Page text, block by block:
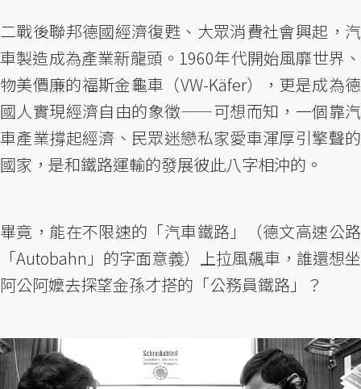
二戰後聯邦德國經濟復甦、大眾消費社會興起，汽
車製造成為產業新龍頭。1960年代開始風靡世界、
物美價廉的福斯金龜車（VW-Käfer），更是成為德
國人實現經濟自由的象徵——可想而知，一個靠汽
車產業撐起經濟、民眾迷戀私家愛車渾厚引擎聲的
國家，是和鐵路運輸的發展彼此八字相沖的。
畢竟，能在不限速的「汽車鐵路」（德文高速公路
「Autobahn」的字面意義）上拉風飆車，誰還想坐
阿公阿嬤去探望金孫才搭的「公務員鐵路」？